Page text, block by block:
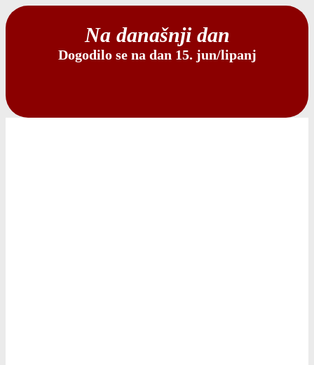
Na današnji dan
Dogodilo se na dan 15. jun/lipanj